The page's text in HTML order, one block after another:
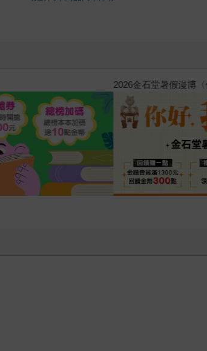
原本只是跟全校第一美少女商量
的存在（１）